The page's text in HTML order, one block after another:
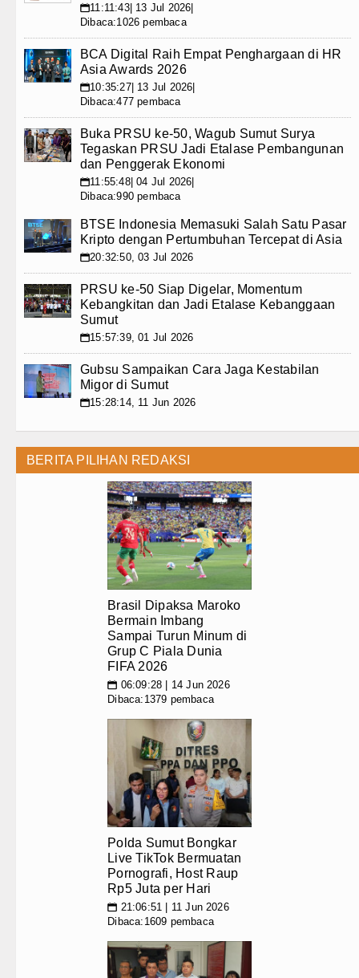
📅11:11:43| 13 Jul 2026|
Dibaca:1026 pembaca
BCA Digital Raih Empat Penghargaan di HR
Asia Awards 2026
📅10:35:27| 13 Jul 2026|
Dibaca:477 pembaca
Buka PRSU ke-50, Wagub Sumut Surya
Tegaskan PRSU Jadi Etalase Pembangunan
dan Penggerak Ekonomi
📅11:55:48| 04 Jul 2026|
Dibaca:990 pembaca
BTSE Indonesia Memasuki Salah Satu Pasar
Kripto dengan Pertumbuhan Tercepat di Asia
📅20:32:50, 03 Jul 2026
PRSU ke-50 Siap Digelar, Momentum
Kebangkitan dan Jadi Etalase Kebanggaan
Sumut
📅15:57:39, 01 Jul 2026
Gubsu Sampaikan Cara Jaga Kestabilan
Migor di Sumut
📅15:28:14, 11 Jun 2026
BERITA PILIHAN REDAKSI
Brasil Dipaksa Maroko
Bermain Imbang
Sampai Turun Minum di
Grup C Piala Dunia
FIFA 2026
📅 06:09:28 | 14 Jun 2026
Dibaca:1379 pembaca
Polda Sumut Bongkar
Live TikTok Bermuatan
Pornografi, Host Raup
Rp5 Juta per Hari
📅 21:06:51 | 11 Jun 2026
Dibaca:1609 pembaca